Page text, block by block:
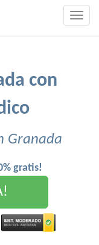
con
Granada
gratis!